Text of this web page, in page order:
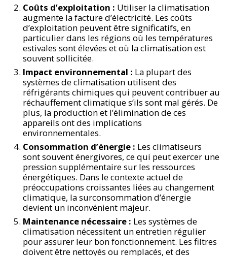
Coûts d’exploitation : Utiliser la climatisation
augmente la facture d’électricité. Les coûts
d’exploitation peuvent être significatifs, en
particulier dans les régions où les températures
estivales sont élevées et où la climatisation est
souvent sollicitée.
Impact environnemental : La plupart des
systèmes de climatisation utilisent des
réfrigérants chimiques qui peuvent contribuer au
réchauffement climatique s’ils sont mal gérés. De
plus, la production et l’élimination de ces
appareils ont des implications
environnementales.
Consommation d’énergie : Les climatiseurs
sont souvent énergivores, ce qui peut exercer une
pression supplémentaire sur les ressources
énergétiques. Dans le contexte actuel de
préoccupations croissantes liées au changement
climatique, la surconsommation d’énergie
devient un inconvénient majeur.
Maintenance nécessaire : Les systèmes de
climatisation nécessitent un entretien régulier
pour assurer leur bon fonctionnement. Les filtres
doivent être nettoyés ou remplacés, et des